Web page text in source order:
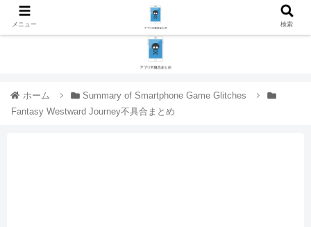
ホーム
Summary of Smartphone Game Glitches
Fantasy Westward Journey不具合まとめ
メニュー 検索